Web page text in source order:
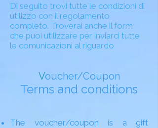
Di seguito trovi tutte le condizioni di
utilizzo con il regolamento
completo. Troverai anche il form
che puoi utilizzare per inviarci tutte
le comunicazioni al riguardo
Voucher/Coupon
Terms and conditions
The voucher/coupon is a gift